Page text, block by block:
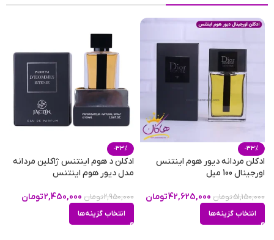
-33%
ادکلن مردانه دیور هوم اینتنس
اورجینال 100 میل
51,150,000تومان 42,625,000تومان
انتخاب گزینه‌ها
-33%
ادکلن د هوم اینتنس ژاکلین مردانه
مدل دیور هوم اینتنس
2,950,000تومان 2,450,000تومان
انتخاب گزینه‌ها